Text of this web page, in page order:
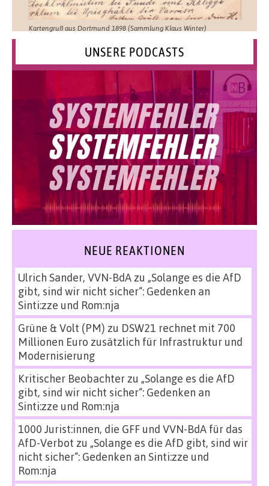
Kartengruß aus Dortmund 1898 (Sammlung Klaus Winter)
UNSERE PODCASTS
NEUE REAKTIONEN
Ulrich Sander, VVN-BdAzu „Solange es die AfD
gibt, sind wir nicht sicher“: Gedenken an
Sinti:zze und Rom:nja
Grüne & Volt (PM) zu DSW21 rechnet mit 700
Millionen Euro zusätzlich für Infrastruktur und
Modernisierung
Kritischer Beobachterzu „Solange es die AfD
gibt, sind wir nicht sicher“: Gedenken an
Sinti:zze und Rom:nja
1000 Jurist:innen, die GFF und VVN-BdA für das
AfD-Verbot zu „Solange es die AfD gibt, sind wir
nicht sicher“: Gedenken an Sinti:zze und
Rom:nja